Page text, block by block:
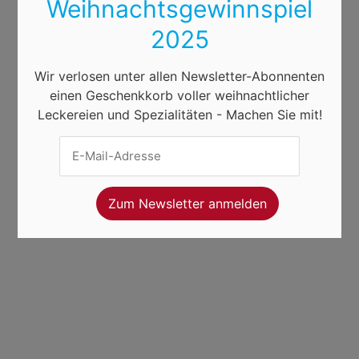
Weihnachtsgewinnspiel
2025
Wir verlosen unter allen Newsletter-Abonnenten
einen Geschenkkorb voller weihnachtlicher
Leckereien und Spezialitäten - Machen Sie mit!